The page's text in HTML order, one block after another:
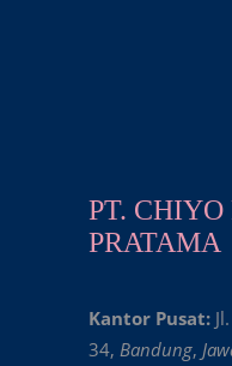
PT. CHIYO
PRATAMA
Kantor Pusat: Jl.
34, Bandung,